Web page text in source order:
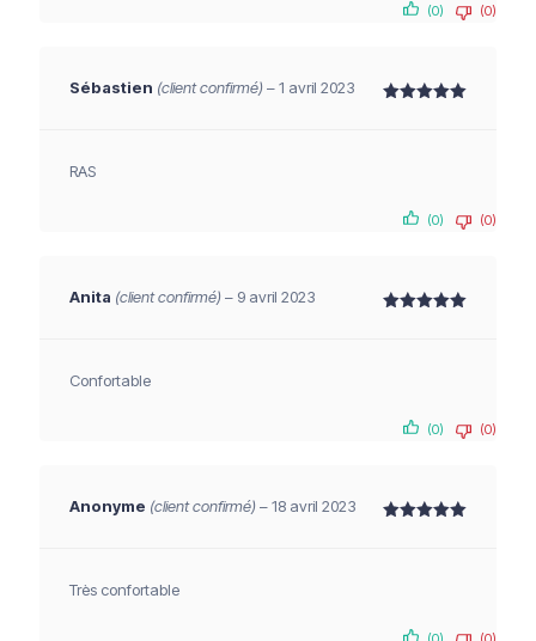
(0) (0)
Sébastien (client confirmé)–1 avril 2023
RAS
(0) (0)
Anita (client confirmé)– 9 avril 2023
Confortable
(0) (0)
Anonyme (client confirmé)–18 avril 2023
Très confortable